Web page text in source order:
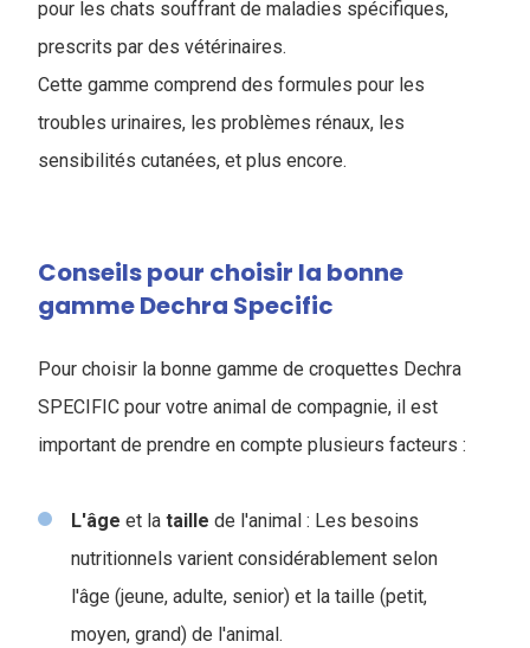
pour les chats souffrant de maladies spécifiques,
prescrits par des vétérinaires.
Cette gamme comprend des formules pour les
troubles urinaires, les problèmes rénaux, les
sensibilités cutanées, et plus encore.
Conseils pour choisir la bonne
gamme Dechra Specific
Pour choisir la bonne gamme de croquettes Dechra
SPECIFIC pour votre animal de compagnie, il est
important de prendre en compte plusieurs facteurs :
L'âge et la taille de l'animal : Les besoins
nutritionnels varient considérablement selon
l'âge (jeune, adulte, senior) et la taille (petit,
moyen, grand) de l'animal.